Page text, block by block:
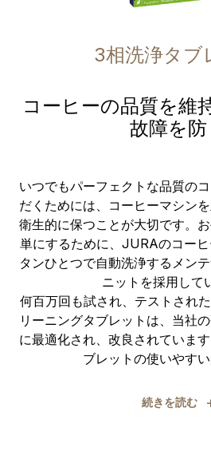
3相洗浄タブ
コーヒーの品質を維
故障を防
いつでもパーフェクトな品質の
だくためには、コーヒーマシン
衛生的に保つことが大切です。
単にするために、JURAのコー
タンひとつで自動洗浄するメン
ニットを採用して
何百万回も試され、テストされ
リーニングタブレットは、当社
に最適化され、改良されていま
ブレットの使いやすい
続きを読む